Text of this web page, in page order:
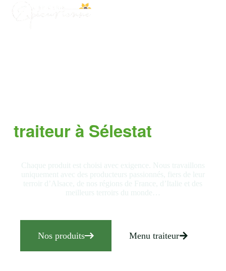
dédiée au goût
Chaque produit est choisi avec exigence. Nous travaillons
uniquement avec des producteurs passionnés, fiers de leur
terroir d’Alsace, de nos régions de France, d’Italie et des
meilleurs terroirs du monde…
Nos produits Menu traiteur